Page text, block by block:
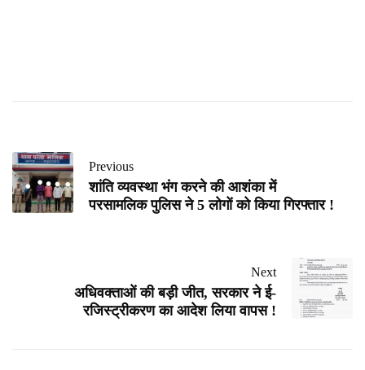
Previous
शांति व्यवस्था भंग करने की आशंका में
परसामलिक पुलिस ने 5 लोगों को किया गिरफ्तार !
Next
अधिवक्ताओं की बड़ी जीत, सरकार ने ई-
रजिस्ट्रीकरण का आदेश लिया वापस !